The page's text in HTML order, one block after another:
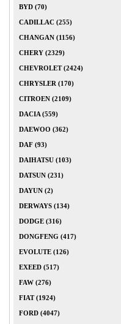
BYD (70)
CADILLAC (255)
CHANGAN (1156)
CHERY (2329)
CHEVROLET (2424)
CHRYSLER (170)
CITROEN (2109)
DACIA (559)
DAEWOO (362)
DAF (93)
DAIHATSU (103)
DATSUN (231)
DAYUN (2)
DERWAYS (134)
DODGE (316)
DONGFENG (417)
EVOLUTE (126)
EXEED (517)
FAW (276)
FIAT (1924)
FORD (4047)